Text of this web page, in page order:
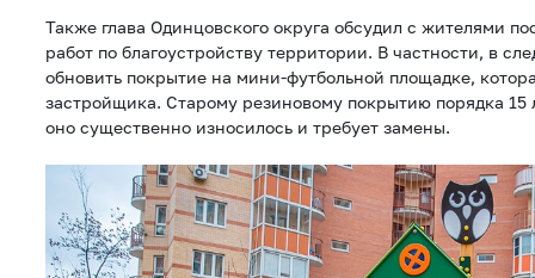
Также глава Одинцовского округа обсудил с жителями
работ по благоустройству территории. В частности, в
обновить покрытие на мини-футбольной площадке,
застройщика. Старому резиновому покрытию порядка 15
оно существенно износилось и требует замены.